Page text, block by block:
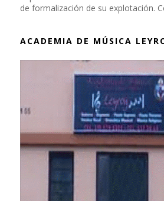
de formalización de su explotación.
ACADEMIA DE MÚSICA